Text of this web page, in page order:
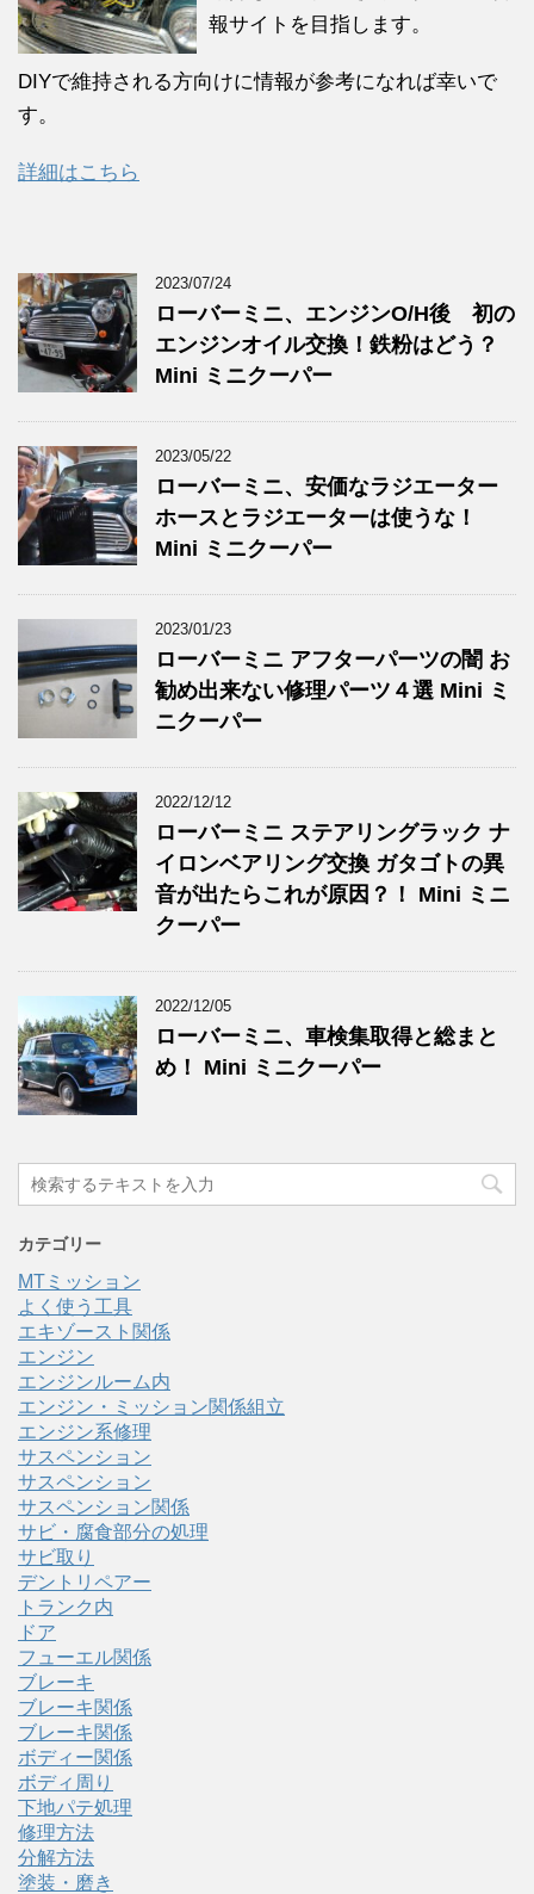
報サイトを目指します。
DIYで維持される方向けに情報が参考になれば幸いで
す。
詳細はこちら
2023/07/24
ローバーミニ、エンジンO/H後 初の
エンジンオイル交換！鉄粉はどう？
Mini ミニクーパー
2023/05/22
ローバーミニ、安価なラジエーター
ホースとラジエーターは使うな！
Mini ミニクーパー
2023/01/23
ローバーミニ アフターパーツの闇 お
勧め出来ない修理パーツ４選 Mini ミ
ニクーパー
2022/12/12
ローバーミニ ステアリングラック ナ
イロンベアリング交換 ガタゴトの異
音が出たらこれが原因？！ Mini ミニ
クーパー
2022/12/05
ローバーミニ、車検集取得と総まと
め！ Mini ミニクーパー
カテゴリー
MTミッション
よく使う工具
エキゾースト関係
エンジン
エンジンルーム内
エンジン・ミッション関係組立
エンジン系修理
サスペンション
サスペンション
サスペンション関係
サビ・腐食部分の処理
サビ取り
デントリペアー
トランク内
ドア
フューエル関係
ブレーキ
ブレーキ関係
ブレーキ関係
ボディー関係
ボディ周り
下地パテ処理
修理方法
分解方法
塗装・磨き